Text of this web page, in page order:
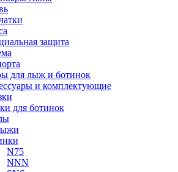
защита
для лыж и ботинок
и комплектующие
для ботинок
N75
NNN